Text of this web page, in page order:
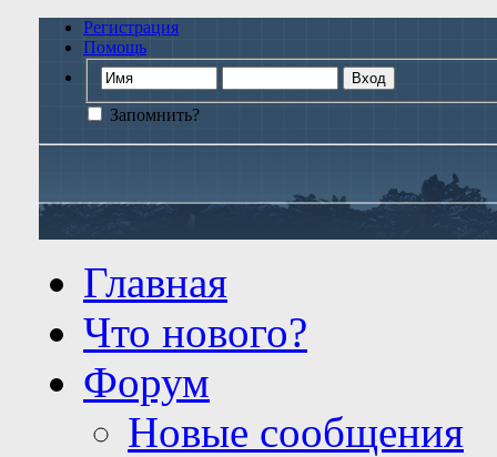
Регистрация
Помощь
Запомнить?
Главная
Что нового?
Форум
Новые сообщения